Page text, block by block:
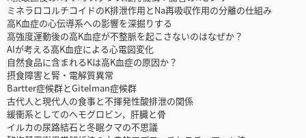
ミネラロコルチコイドのK排泄作用とNa再吸収作用の分離の仕組み
高K血症の心伝導系への影響を深掘りする
高強度運動後の高K血症が不整脈を起こさないのはなぜか？
AIが考える高K血症による心電図変化
自然食品に含まれるKは高K血症の原因か？
摂食障害と腎・電解質異常
Bartter症候群とGitelman症候群
古代人と現代人の食事と不揮発性酸排泄の関係
緩衝系としてのヘモグロビン，肝臓と骨
イルカの尿路結石と冬眠クマの不思議